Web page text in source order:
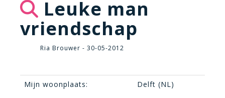
Leuke man
vriendschap
Ria Brouwer - 30-05-2012
Mijn woonplaats: Delft (NL)